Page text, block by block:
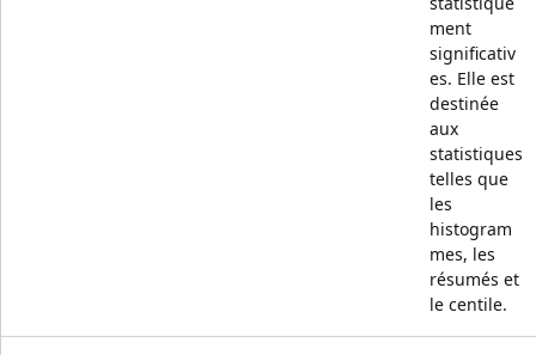
ment
significativ
es. Elle est
destinée
aux
statistiques
telles que
les
histogram
mes, les
résumés et
le centile.